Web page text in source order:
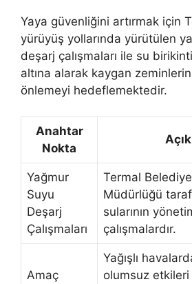
Yaya güvenliğini artırmak için
yürüyüş yollarında yürütülen
deşarj çalışmaları ile su
altına alarak kaygan
önlemeyi hedeflemektedir.
Anahtar
Nokta
Yağmur
Suyu
Deşarj
Çalışmaları
Termal
Müdürlüğü
sularının
çalışmalardır.
Amaç
Yağışlı
olumsuz